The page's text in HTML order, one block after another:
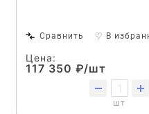
Сравнить ♡ В
Цена:
117 350 ₽/шт
шт